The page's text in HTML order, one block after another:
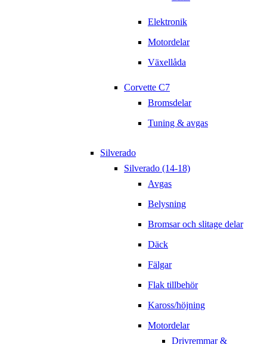
Elektronik
Motordelar
Växellåda
Corvette C7
Bromsdelar
Tuning & avgas
Silverado
Silverado (14-18)
Avgas
Belysning
Bromsar och slitage delar
Däck
Fälgar
Flak tillbehör
Kaross/höjning
Motordelar
Drivremmar &